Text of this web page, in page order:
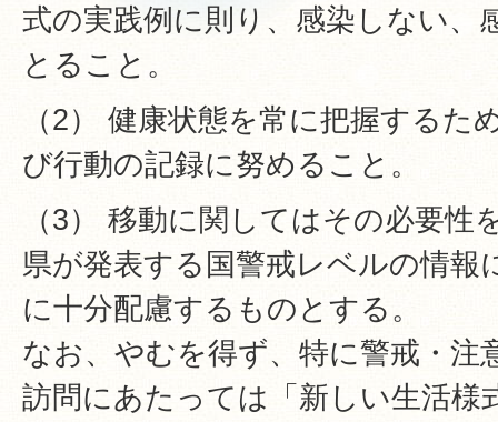
式の実践例に則り、感染しない、
とること。
（2） 健康状態を常に把握するた
び行動の記録に努めること。
（3） 移動に関してはその必要性
県が発表する国警戒レベルの情報
に十分配慮するものとする。
なお、やむを得ず、特に警戒・注
訪問にあたっては「新しい生活様